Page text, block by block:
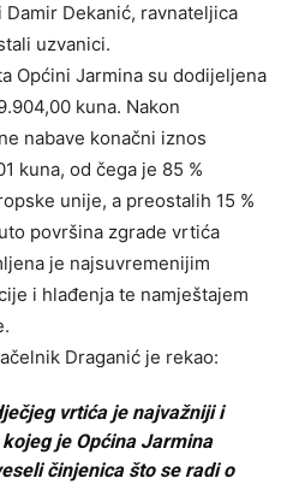
Dekanić, ravnateljica
uzvanici.
Općini Jarmina su dodijeljena
kuna. Nakon
nabave konačni iznos
kuna, od čega je 85 %
unije, a preostalih 15 %
površina zgrade vrtića
je najsuvremenijim
i hlađenja te namještajem
Draganić je rekao:
vrtića je najvažniji i
je Općina Jarmina
činjenica što se radi o